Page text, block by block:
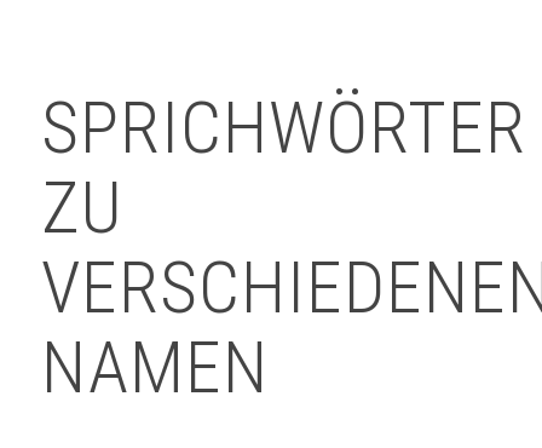
SPRICHWÖRTER
ZU
NAMEN